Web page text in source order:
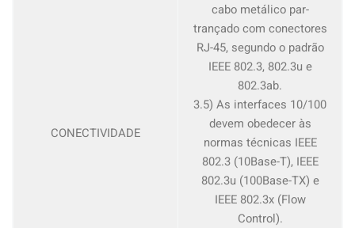
CONECTIVIDADE
cabo metálico par-
trançado com conectores
RJ-45, segundo o padrão
IEEE 802.3, 802.3u e
802.3ab.
3.5) As interfaces 10/100
devem obedecer às
normas técnicas IEEE
802.3 (10Base-T), IEEE
802.3u (100Base-TX) e
IEEE 802.3x (Flow
Control).